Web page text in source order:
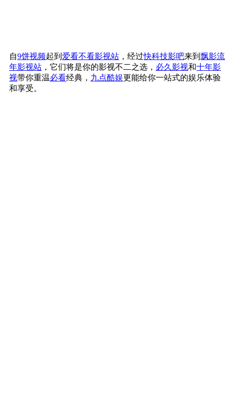
自9饼视频起到 爱看不看影视站 ，经过快科技影吧来到 飘影流
年影视站 ，它们将是你的影视不二之选， 必久影视和十年影
视带你重温必看经典， 九点酷娱更能给你一站式的娱乐体验
和享受。